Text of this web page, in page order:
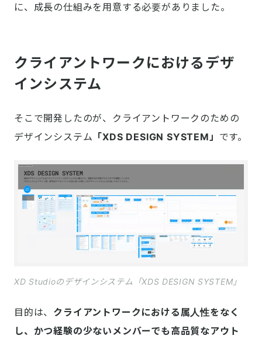
に、成長の仕組みを用意する必要がありました。
クライアントワークにおけるデザ
インシステム
そこで開発したのが、クライアントワークのための
デザインシステム 「XDS DESIGN SYSTEM」 です。
XD Studioのデザインシステム「XDS DESIGN SYSTEM」
目的は、 クライアントワークにおける属人性をなく
し、かつ経験の少ないメンバーでも高品質なアウト